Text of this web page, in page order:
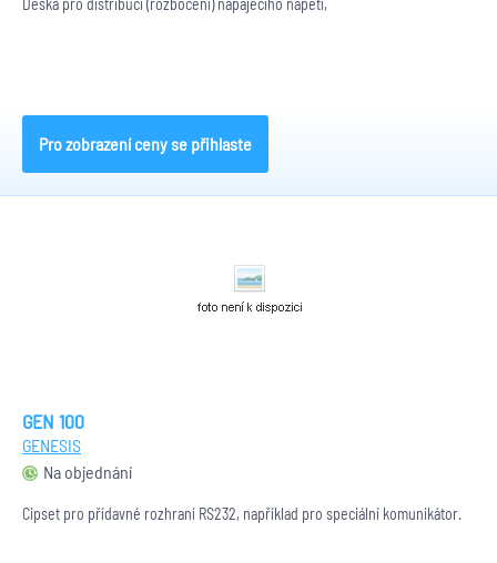
Deska pro distribuci (rozbočení) napájecího napětí,
Pro zobrazení ceny se přihlaste
GEN 100
GENESIS
Na objednání
Čipset pro přídavné rozhraní RS232, například pro speciální komunikátor.